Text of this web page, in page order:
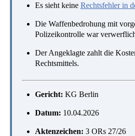
Es sieht keine Rechtsfehler in
Die Waffenbedrohung mit
Polizeikontrolle war
Der Angeklagte zahlt die
Rechtsmittels.
Gericht: KG Berlin
Datum: 10.04.2026
Aktenzeichen: 3 ORs 27/26